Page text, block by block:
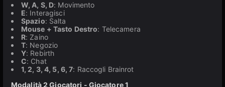
W, A, S, D: Movimento
E: Interagisci
Spazio: Salta
Mouse + Tasto Destro: Telecamera
R: Zaino
T: Negozio
Y: Rebirth
C: Chat
1, 2, 3, 4, 5, 6, 7: Raccogli Brainrot
Modalità 2 Giocatori - Giocatore 1